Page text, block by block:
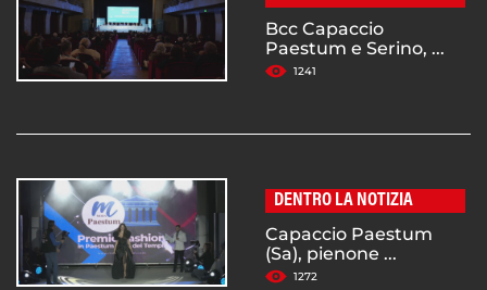
Bcc Capaccio
Paestum e Serino, ...
1241
DENTRO LA NOTIZIA
Capaccio Paestum
(Sa), pienone ...
1272